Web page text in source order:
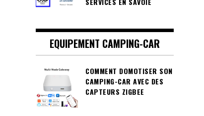
EQUIPEMENT CAMPING-CAR
COMMENT DOMOTISER SON
CAMPING-CAR AVEC DES
CAPTEURS ZIGBEE